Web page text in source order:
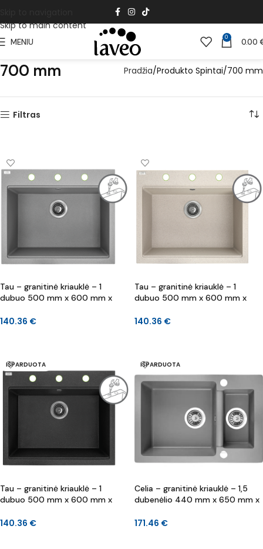
Skip to main content
MENIU 0 0.00
700 mm Pradžia Produkto Spintai 700 mm
Filtras
Tau – granitinė kriauklė – 1
dubuo 500 mm x 600 mm x
140.36 €
Tau – granitinė kriauklė – 1
dubuo 500 mm x 600 mm x
140.36 €
IŠPARDUOTA
Tau – granitinė kriauklė – 1
dubuo 500 mm x 600 mm x
140.36 €
IŠPARDUOTA
Celia – granitinė kriauklė – 1,5
dubenėlio 440 mm x 650 mm x
171.46 €